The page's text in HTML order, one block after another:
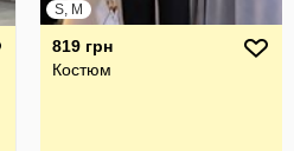
S, M
819 грн
Костюм